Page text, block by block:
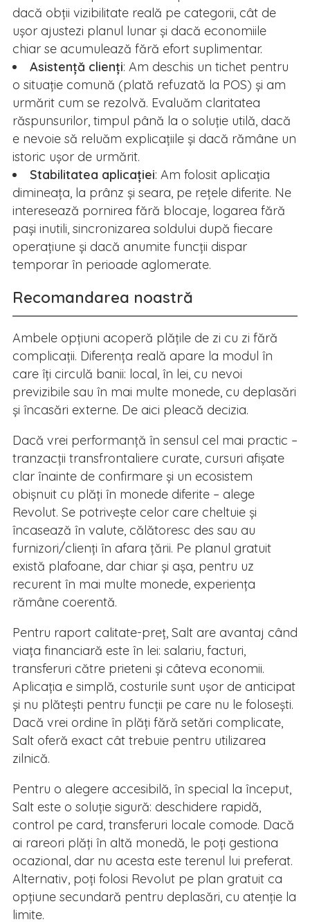
dacă obții vizibilitate reală pe categorii, cât de
ușor ajustezi planul lunar și dacă economiile
chiar se acumulează fără efort suplimentar.
Asistență clienți: Am deschis un tichet pentru
o situație comună (plată refuzată la POS) și am
urmărit cum se rezolvă. Evaluăm claritatea
răspunsurilor, timpul până la o soluție utilă, dacă
e nevoie să reluăm explicațiile și dacă rămâne un
istoric ușor de urmărit.
Stabilitatea aplicației: Am folosit aplicația
dimineața, la prânz și seara, pe rețele diferite. Ne
interesează pornirea fără blocaje, logarea fără
pași inutili, sincronizarea soldului după fiecare
operațiune și dacă anumite funcții dispar
temporar în perioade aglomerate.
Recomandarea noastră
Ambele opțiuni acoperă plățile de zi cu zi fără
complicații. Diferența reală apare la modul în
care îți circulă banii: local, în lei, cu nevoi
previzibile sau în mai multe monede, cu deplasări
și încasări externe. De aici pleacă decizia.
Dacă vrei performanță în sensul cel mai practic –
tranzacții transfrontaliere curate, cursuri afișate
clar înainte de confirmare și un ecosistem
obișnuit cu plăți în monede diferite – alege
Revolut. Se potrivește celor care cheltuie și
încasează în valute, călătoresc des sau au
furnizori/clienți în afara țării. Pe planul gratuit
există plafoane, dar chiar și așa, pentru uz
recurent în mai multe monede, experiența
rămâne coerentă.
Pentru raport calitate-preț, Salt are avantaj când
viața financiară este în lei: salariu, facturi,
transferuri către prieteni și câteva economii.
Aplicația e simplă, costurile sunt ușor de anticipat
și nu plătești pentru funcții pe care nu le folosești.
Dacă vrei ordine în plăți fără setări complicate,
Salt oferă exact cât trebuie pentru utilizarea
zilnică.
Pentru o alegere accesibilă, în special la început,
Salt este o soluție sigură: deschidere rapidă,
control pe card, transferuri locale comode. Dacă
ai rareori plăți în altă monedă, le poți gestiona
ocazional, dar nu acesta este terenul lui preferat.
Alternativ, poți folosi Revolut pe plan gratuit ca
opțiune secundară pentru deplasări, cu atenție la
limite.